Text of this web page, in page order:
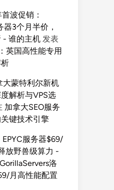
波促销：
3个月半价，
- 谁的主机 发表
英国高性能专用
大蒙特利尔新机
解析与VPS选
加拿大SEO服务
键技术引擎
服务器$69/
放野兽级算力 -
洛
月高性能配置